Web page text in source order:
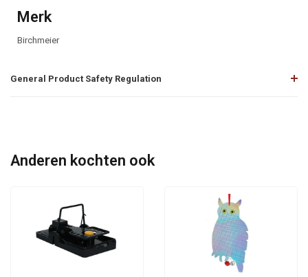
Merk
Birchmeier
General Product Safety Regulation
Anderen kochten ook